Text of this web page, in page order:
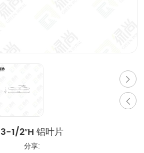
3-1/2″H 铝叶片
分享: